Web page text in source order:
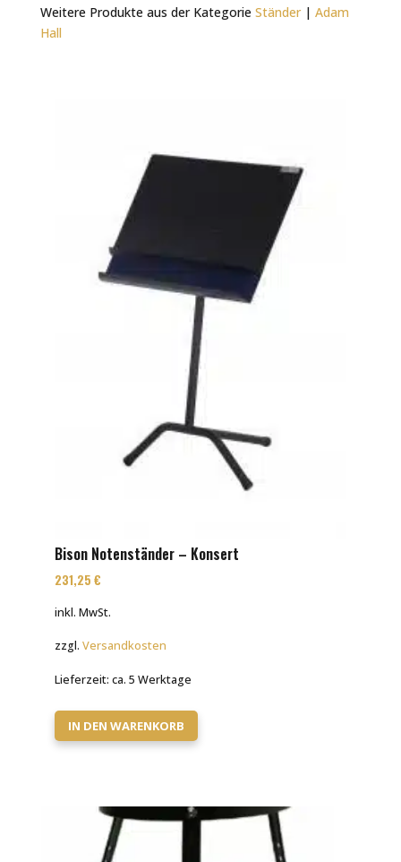
Weitere Produkte aus der Kategorie Ständer| Adam
Hall
Bison Notenständer – Konsert
231,25 €
inkl. MwSt.
zzgl. Versandkosten
Lieferzeit: ca. 5 Werktage
IN DEN WARENKORB